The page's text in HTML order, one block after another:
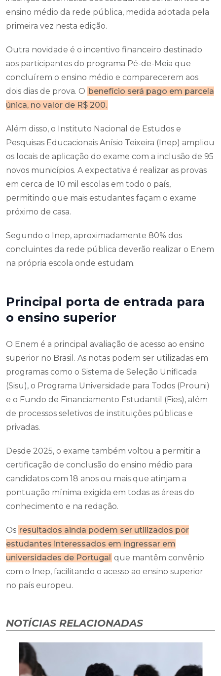
ensino médio da rede pública, medida adotada pela
primeira vez nesta edição.
Outra novidade é o incentivo financeiro destinado
aos participantes do programa Pé-de-Meia que
concluírem o ensino médio e comparecerem aos
dois dias de prova. O benefício será pago em parcela
única, no valor de R$ 200.
Além disso, o Instituto Nacional de Estudos e
Pesquisas Educacionais Anísio Teixeira (Inep) ampliou
os locais de aplicação do exame com a inclusão de 95
novos municípios. A expectativa é realizar as provas
em cerca de 10 mil escolas em todo o país,
permitindo que mais estudantes façam o exame
próximo de casa.
Segundo o Inep, aproximadamente 80% dos
concluintes da rede pública deverão realizar o Enem
na própria escola onde estudam.
Principal porta de entrada para
o ensino superior
O Enem é a principal avaliação de acesso ao ensino
superior no Brasil. As notas podem ser utilizadas em
programas como o Sistema de Seleção Unificada
(Sisu), o Programa Universidade para Todos (Prouni)
e o Fundo de Financiamento Estudantil (Fies), além
de processos seletivos de instituições públicas e
privadas.
Desde 2025, o exame também voltou a permitir a
certificação de conclusão do ensino médio para
candidatos com 18 anos ou mais que atinjam a
pontuação mínima exigida em todas as áreas do
conhecimento e na redação.
Os resultados ainda podem ser utilizados por
estudantes interessados em ingressar em
universidades de Portugal que mantêm convênio
com o Inep, facilitando o acesso ao ensino superior
no país europeu.
NOTÍCIAS RELACIONADAS